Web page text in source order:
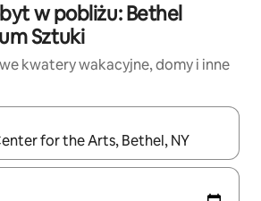
w pobliżu: Bethel
Sztuki
kwatery wakacyjne, domy i inne
możesz poruszać się po nich za